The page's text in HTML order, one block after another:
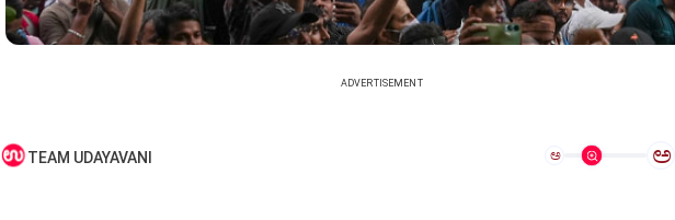
ADVERTISEMENT
TEAM UDAYAVANI ಅ ಅ